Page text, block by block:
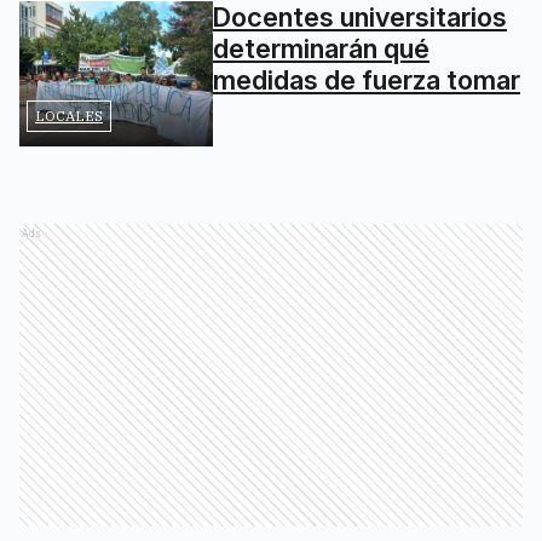
LOCALES
Docentes universitarios
determinarán qué
medidas de fuerza tomar
Ads